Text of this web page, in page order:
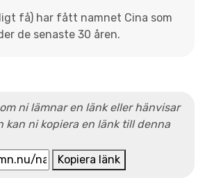
få) har fått namnet Cina som
de senaste 30 åren.
ni lämnar en länk eller hänvisar
kan ni kopiera en länk till denna
Kopiera länk